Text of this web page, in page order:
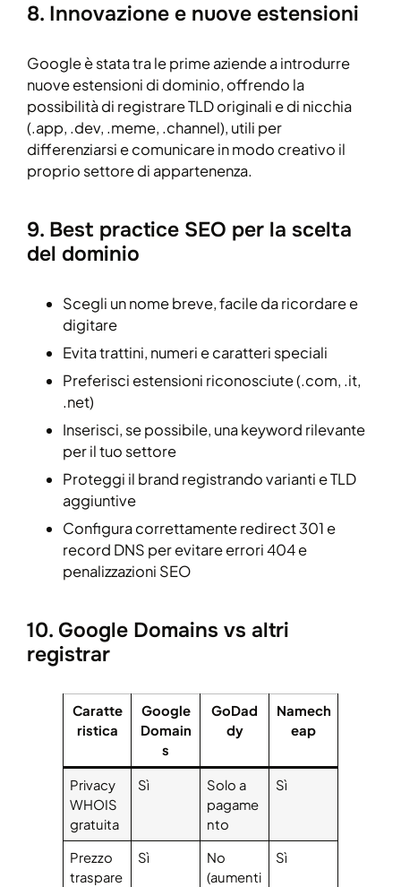
8. Innovazione e nuove estensioni
Google è stata tra le prime aziende a introdurre
nuove estensioni di dominio, offrendo la
possibilità di registrare TLD originali e di nicchia
(.app, .dev, .meme, .channel), utili per
differenziarsi e comunicare in modo creativo il
proprio settore di appartenenza.
9. Best practice SEO per la scelta
del dominio
Scegli un nome breve, facile da ricordare e
digitare
Evita trattini, numeri e caratteri speciali
Preferisci estensioni riconosciute (.com, .it,
.net)
Inserisci, se possibile, una keyword rilevante
per il tuo settore
Proteggi il brand registrando varianti e TLD
aggiuntive
Configura correttamente redirect 301 e
record DNS per evitare errori 404 e
penalizzazioni SEO
10. Google Domains vs altri
registrar
Caratte
ristica
Google
Domain
s
GoDad
dy
Namech
eap
Privacy
WHOIS
gratuita
Sì
Solo a
pagame
nto
Sì
Prezzo
traspare
Sì
No
(aumenti
Sì